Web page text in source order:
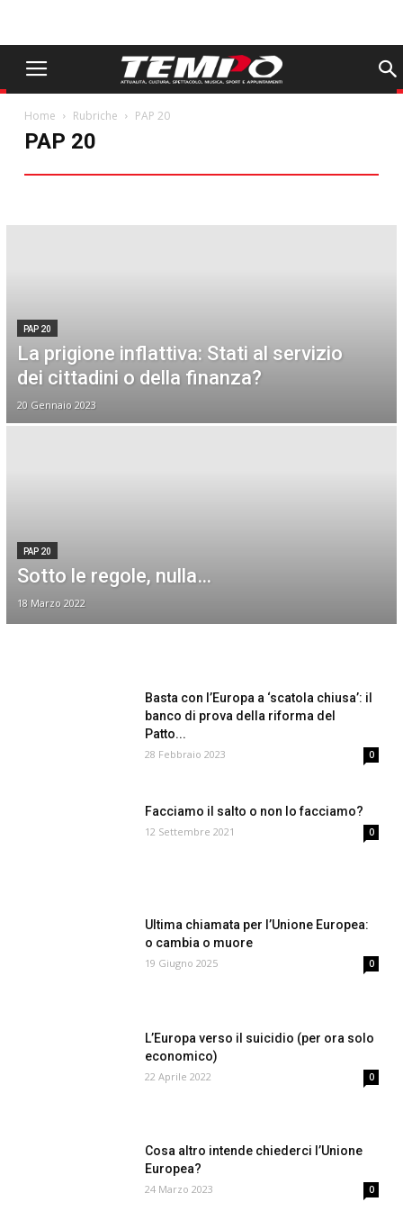
Home Rubriche PAP 20
PAP 20
PAP 20
La prigione inflattiva: Stati al servizio
dei cittadini o della finanza?
20 Gennaio 2023
PAP 20
Sotto le regole, nulla…
18 Marzo 2022
Basta con l’Europa a ‘scatola chiusa’: il
banco di prova della riforma del
Patto...
28 Febbraio 2023 0
Facciamo il salto o non lo facciamo?
12 Settembre 2021 0
Ultima chiamata per l’Unione Europea:
o cambia o muore
19 Giugno 2025 0
L’Europa verso il suicidio (per ora solo
economico)
22 Aprile 2022 0
Cosa altro intende chiederci l’Unione
Europea?
24 Marzo 2023 0